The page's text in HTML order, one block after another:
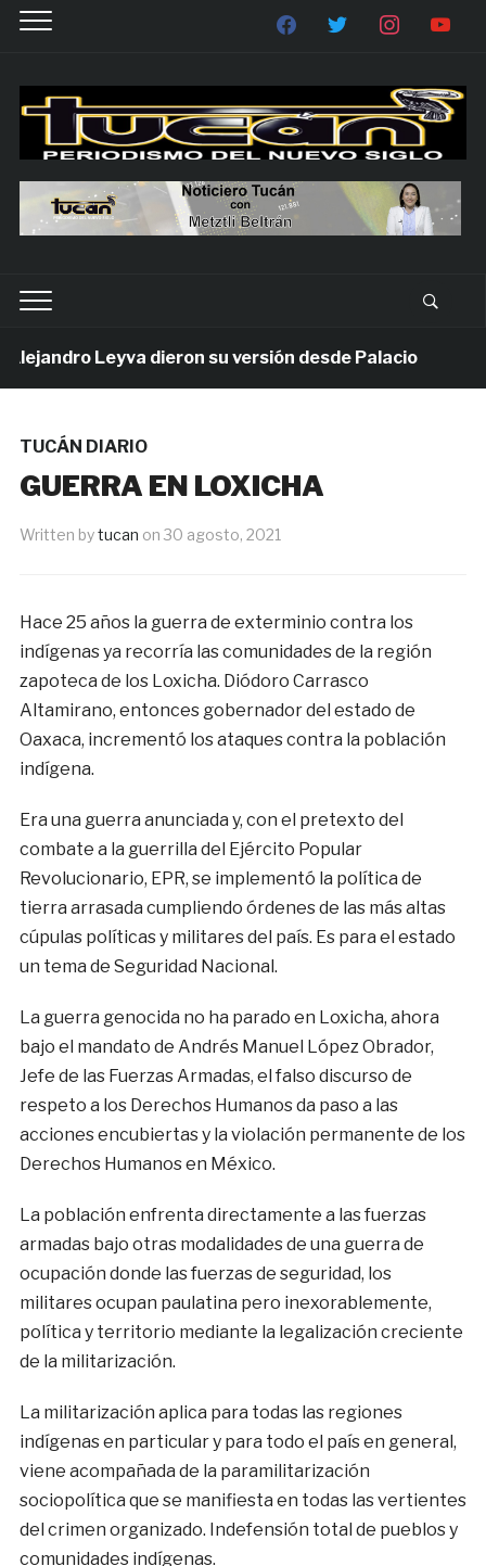
Leyva dieron su versión desde Palacio
TUCÁN DIARIO
GUERRA EN LOXICHA
Written bytucan on 30 agosto, 2021
Hace 25 años la guerra de exterminio contra los
indígenas ya recorría las comunidades de la región
zapoteca de los Loxicha. Diódoro Carrasco
Altamirano, entonces gobernador del estado de
Oaxaca, incrementó los ataques contra la población
indígena.
Era una guerra anunciada y, con el pretexto del
combate a la guerrilla del Ejército Popular
Revolucionario, EPR, se implementó la política de
tierra arrasada cumpliendo órdenes de las más altas
cúpulas políticas y militares del país. Es para el estado
un tema de Seguridad Nacional.
La guerra genocida no ha parado en Loxicha, ahora
bajo el mandato de Andrés Manuel López Obrador,
Jefe de las Fuerzas Armadas, el falso discurso de
respeto a los Derechos Humanos da paso a las
acciones encubiertas y la violación permanente de los
Derechos Humanos en México.
La población enfrenta directamente a las fuerzas
armadas bajo otras modalidades de una guerra de
ocupación donde las fuerzas de seguridad, los
militares ocupan paulatina pero inexorablemente,
política y territorio mediante la legalización creciente
de la militarización.
La militarización aplica para todas las regiones
indígenas en particular y para todo el país en general,
viene acompañada de la paramilitarización
sociopolítica que se manifiesta en todas las vertientes
del crimen organizado. Indefensión total de pueblos y
comunidades indígenas.